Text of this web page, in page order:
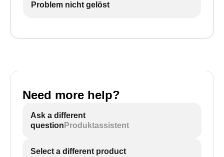
Problem nicht gelöst
Need more help?
Ask a different
question Produktassistent
Select a different product